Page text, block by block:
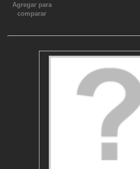
Agregar para
comparar